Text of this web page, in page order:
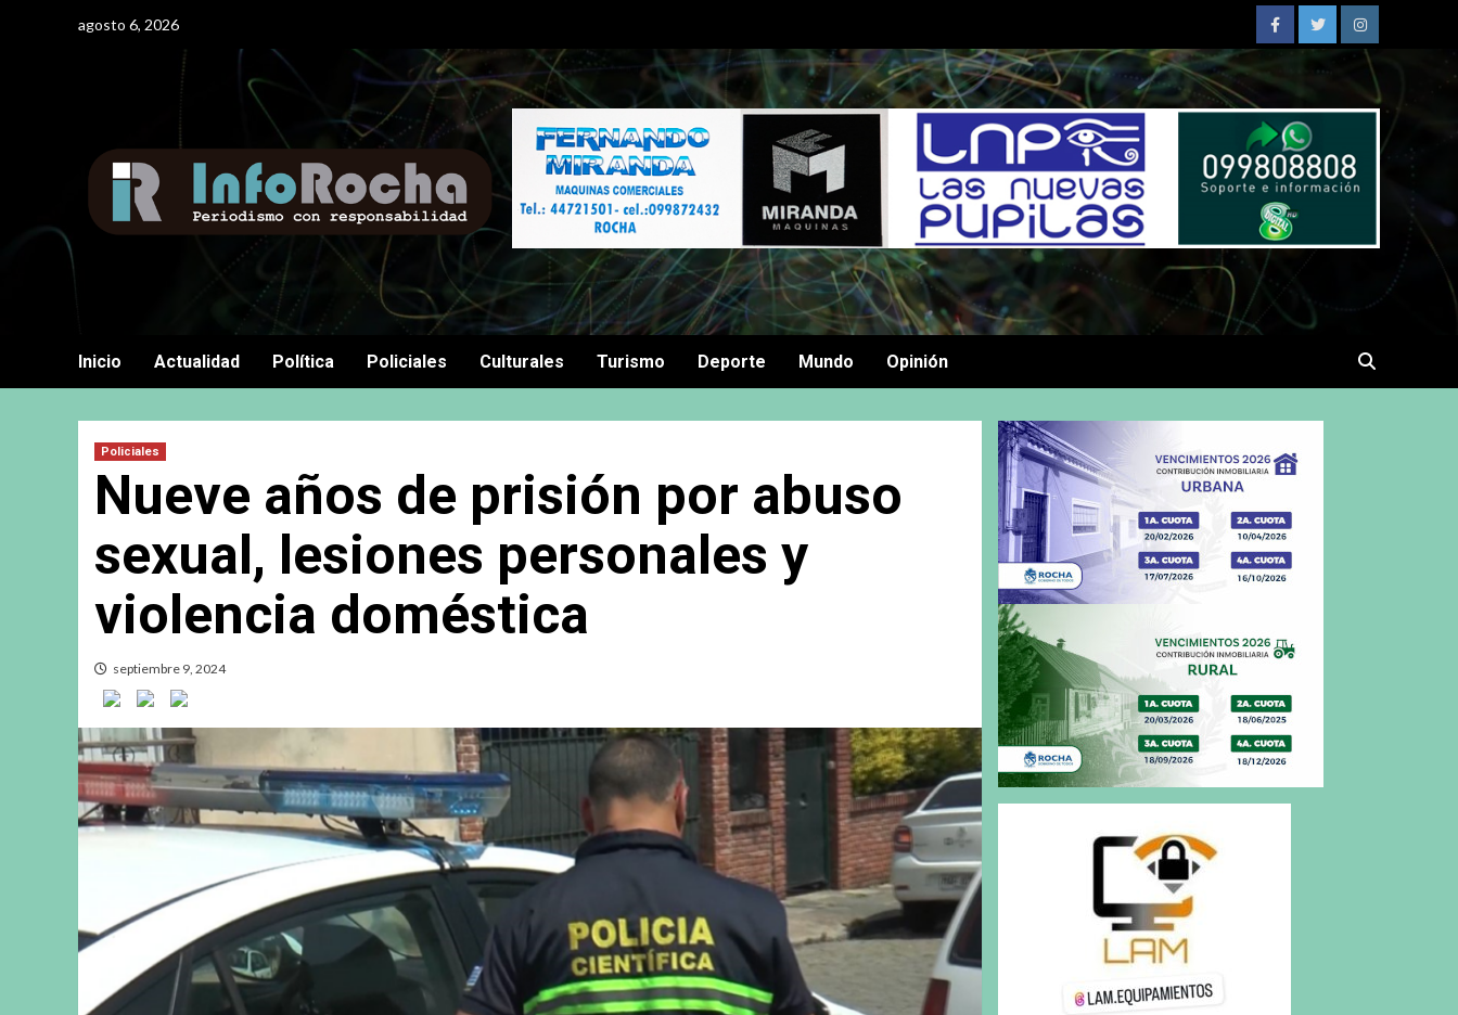
agosto 6, 2026
FacebookTwitterInstagram
Inicio Actualidad Política Policiales Culturales Turismo Deporte Mundo Opinión
Policiales
Nueve años de prisión por abuso
sexual, lesiones personales y
violencia doméstica
septiembre 9, 2024